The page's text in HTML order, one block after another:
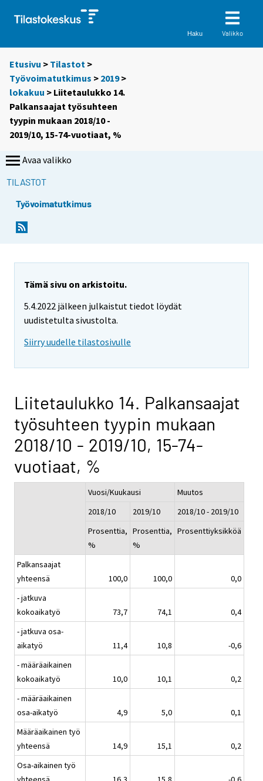
Haku Valikko
Etusivu > Tilastot >
Työvoimatutkimus > 2019>
lokakuu > Liitetaulukko 14.
Palkansaajat työsuhteen
tyypin mukaan 2018/10 -
2019/10, 15-74-vuotiaat, %
Avaa valikko
TILASTOT
Työvoimatutkimus
Tämä sivu on arkistoitu.
5.4.2022 jälkeen julkaistut tiedot löydät
uudistetulta sivustolta.
Siirry uudelle tilastosivulle
Liitetaulukko 14. Palkansaajat
työsuhteen tyypin mukaan
2018/10 - 2019/10, 15-74-
vuotiaat, %
Vuosi/Kuukausi
Muutos
2018/10
2019/10
2018/10 - 2019/10
Prosenttia,
%
Prosenttia,
%
Prosenttiyksikköä
Palkansaajat
yhteensä
100,0 100,0
0,0
- jatkuva
kokoaikatyö
73,7 74,1
0,4
- jatkuva osa-
aikatyö
11,4 10,8
-0,6
- määräaikainen
kokoaikatyö
10,0 10,1
0,2
- määräaikainen
osa-aikatyö
4,9 5,0
0,1
Määräaikainen työ
yhteensä
14,9 15,1
0,2
Osa-aikainen työ